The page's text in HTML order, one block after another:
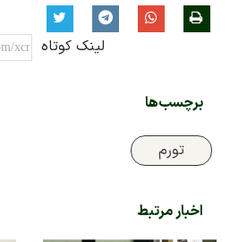
لینک کوتاه
برچسب‌ها
تورم
اخبار مرتبط